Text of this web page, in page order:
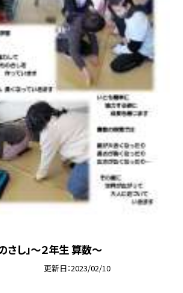
さし」〜２年生 算数〜
更新日 2023/02/10